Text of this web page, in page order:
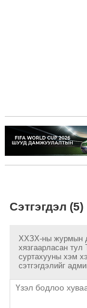
Сэтгэгдэл (5)
ХХЗХ-ны журмын
хязгаарласан тул
суртахууны хэм
сэтгэгдэлийг